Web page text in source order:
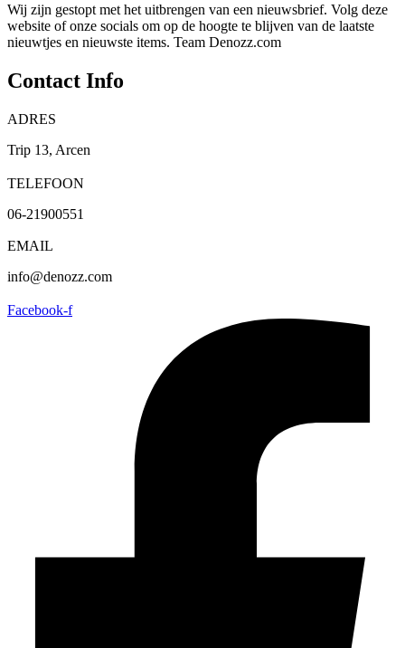
Wij zijn gestopt met het uitbrengen van een nieuwsbrief. Volg deze
website of onze socials om op de hoogte te blijven van de laatste
nieuwtjes en nieuwste items. Team Denozz.com
Contact Info
ADRES
Trip 13, Arcen
TELEFOON
06-21900551
EMAIL
info@denozz.com
Facebook-f